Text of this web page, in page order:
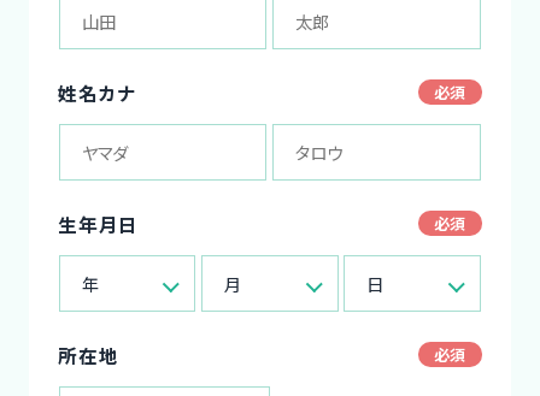
姓名カナ
生年月日
年 月 日
所在地